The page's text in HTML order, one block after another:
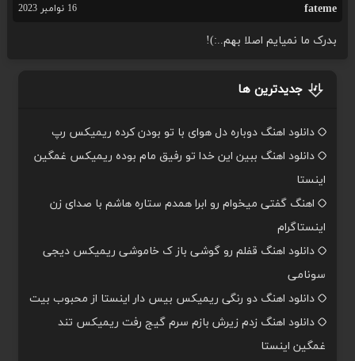
fateme 16 نوامبر 2023
بدرک ما نمیایم اصلا بهم..:)!
جدیدترین ها
دانلود اهنگ دوباره دل هوای با تو بودن کرده ریمیکس رپ
دانلود اهنگ ببین این خدا تو رفیق مام بوده ریمیکس غمگین
اینستا
اهنگ گفتی میخوام رو ابرا همدم ستاره هاشم با صدای زن
اینستاگرام
دانلود اهنگ قفلم رو گوشی باز ک خاموشی ریمیکس دیجی
سونامی
دانلود اهنگ دو رنگی ریمیکس بیس دار اینستا از محبوب بیت
دانلود اهنگ زدم زیرش بازم سرم گیج رفت ریمیکس تند
غمگین اینستا